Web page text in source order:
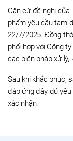
Căn cứ đề nghị của
phẩm yêu cầu tạm
22/7/2025. Đồng
phối hợp với Công
các biện pháp xử
Sau khi khắc phục,
đáp ứng đầy đủ
xác nhận.